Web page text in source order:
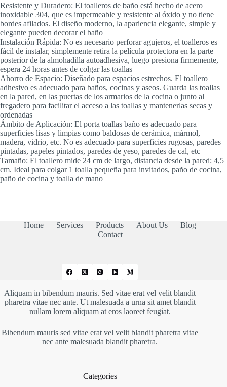
Resistente y Duradero: El toalleros de baño está hecho de acero
inoxidable 304, que es impermeable y resistente al óxido y no tiene
bordes afilados. El diseño moderno, la apariencia elegante, simple y
elegante pueden decorar el baño
Instalación Rápida: No es necesario perforar agujeros, el toalleros es
fácil de instalar, simplemente retira la película protectora en la parte
posterior de la almohadilla autoadhesiva, luego presiona firmemente,
espera 24 horas antes de colgar las toallas
Ahorro de Espacio: Diseñado para espacios estrechos. El toallero
adhesivo es adecuado para baños, cocinas y aseos. Guarda las toallas
en la pared, en las puertas de los armarios de la cocina o junto al
fregadero para facilitar el acceso a las toallas y mantenerlas secas y
ordenadas
Ámbito de Aplicación: El porta toallas baño es adecuado para
superficies lisas y limpias como baldosas de cerámica, mármol,
madera, vidrio, etc. No es adecuado para superficies rugosas, paredes
pintadas, papeles pintados, paredes de yeso, paredes de cal, etc
Tamaño: El toallero mide 24 cm de largo, distancia desde la pared: 4,5
cm. Ideal para colgar 1 toalla pequeña para invitados, paño de cocina,
paño de cocina y toalla de mano
Home Services Products About Us
Blog
Contact
Aliquam in bibendum mauris. Sed vitae erat vel velit blandit
pharetra vitae nec ante. Ut malesuada a urna sit amet blandit
nullam lorem aliquam at eros laoreet feugiat.
Bibendum mauris sed vitae erat vel velit blandit pharetra vitae
nec ante malesuada blandit pharetra.
Categories